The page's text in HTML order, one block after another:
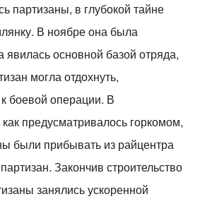
партизаны, в глубокой тайне
В ноябре она была
явилась основной базой отряда,
могла отдохнуть,
к боевой операции. В
предусматривалось горкомом,
были прибывать из райцентра
Закончив строительство
занялись ускоренной